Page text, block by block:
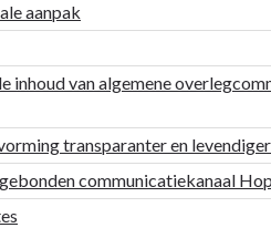
aanpak
inhoud van algemene
transparanter en
communicatiekanaal